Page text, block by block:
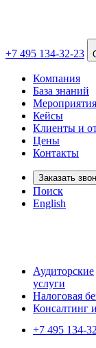
+7 495 134-32-23
Компания
База знаний
Мероприятия
Кейсы
Клиенты и
Цены
Контакты
Заказать
Поиск
English
Аудиторские
услуги
Налоговая
Консалтинг
+7 495 134-